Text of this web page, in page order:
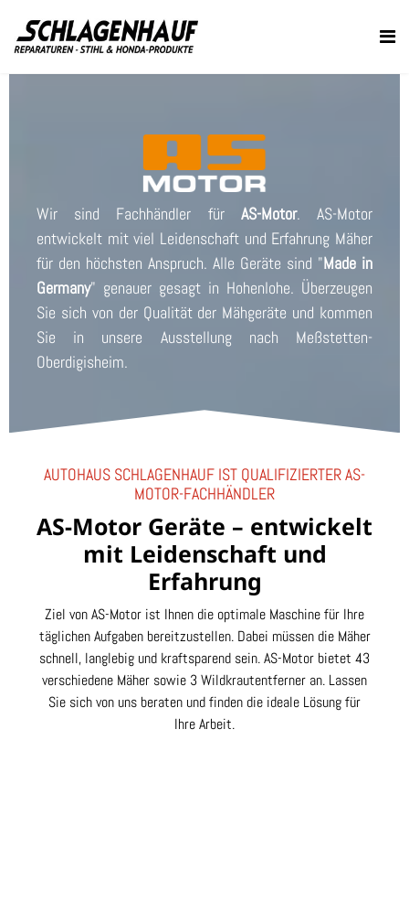
Wir sind Fachhändler für AS-Motor. AS-Motor
entwickelt mit viel Leidenschaft und Erfahrung Mäher
für den höchsten Anspruch. Alle Geräte sind "Made in
Germany" genauer gesagt in Hohenlohe. Überzeugen
Sie sich von der Qualität der Mähgeräte und kommen
Sie in unsere Ausstellung nach Meßstetten-
Oberdigisheim.
AUTOHAUS SCHLAGENHAUF IST QUALIFIZIERTER AS-
MOTOR-FACHHÄNDLER
AS-Motor Geräte – entwickelt
mit Leidenschaft und
Erfahrung
Ziel von AS-Motor ist Ihnen die optimale Maschine für Ihre
täglichen Aufgaben bereitzustellen. Dabei müssen die Mäher
schnell, langlebig und kraftsparend sein. AS-Motor bietet 43
verschiedene Mäher sowie 3 Wildkrautentferner an. Lassen
Sie sich von uns beraten und finden die ideale Lösung für
Ihre Arbeit.